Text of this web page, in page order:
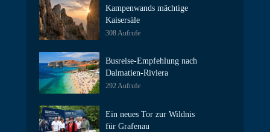
Kampenwands mächtige
Kaisersäle
308 Aufrufe
Busreise-Empfehlung nach
Dalmatien-Riviera
292 Aufrufe
Ein neues Tor zur Wildnis
für Grafenau